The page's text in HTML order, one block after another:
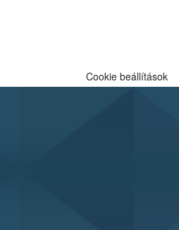
Cookie beállítások